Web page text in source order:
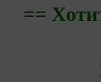
==